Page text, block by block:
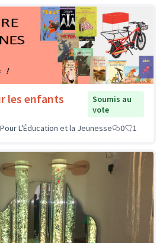
les enfants
Soumis au
vote
Pour L'Éducation et la Jeunesse
0 1